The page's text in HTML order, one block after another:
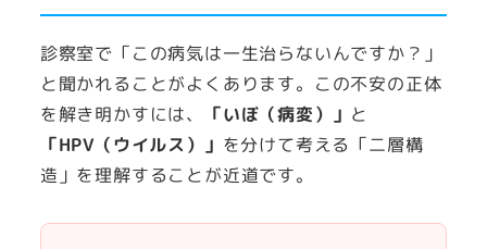
診察室で「この病気は一生治らないんですか？」
と聞かれることがよくあります。この不安の正体
を解き明かすには、
「いぼ（病変）」 と
「HPV（ウイルス）」 を分けて考える「二層構
造」を理解することが近道です。